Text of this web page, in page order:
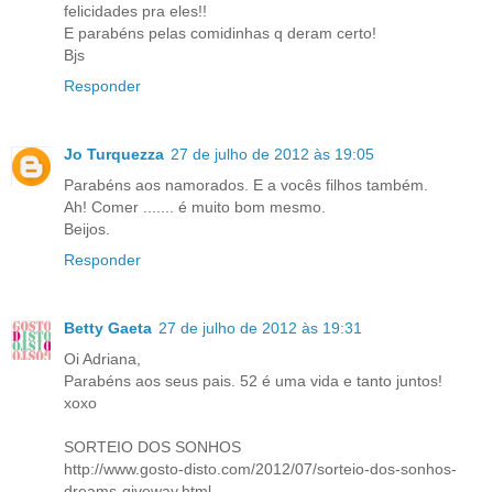
felicidades pra eles!!
E parabéns pelas comidinhas q deram certo!
Bjs
Responder
Jo Turquezza 27 de julho de 2012 às 19:05
Parabéns aos namorados. E a vocês filhos também.
Ah! Comer ....... é muito bom mesmo.
Beijos.
Responder
Betty Gaeta 27 de julho de 2012 às 19:31
Oi Adriana,
Parabéns aos seus pais. 52 é uma vida e tanto juntos!
xoxo
SORTEIO DOS SONHOS
http://www.gosto-disto.com/2012/07/sorteio-dos-sonhos-